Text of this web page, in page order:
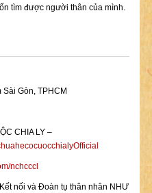
tìm được người thân của mình.
Gòn, TPHCM
CHIA LY –
nchcccl
nối và Đoàn tụ thân nhân NHƯ